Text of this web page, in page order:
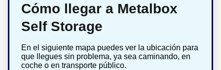
Cómo llegar a Metalbox
Self Storage
En el siguiente mapa puedes ver la ubicación para
que llegues sin problema, ya sea caminando, en
coche o en transporte público.